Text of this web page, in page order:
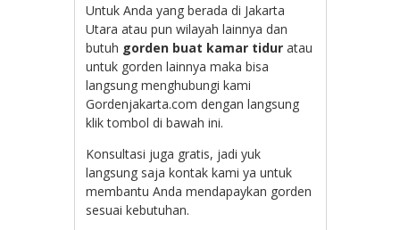
Untuk Anda yang berada di Jakarta
Utara atau pun wilayah lainnya dan
butuh gorden buat kamar tidur atau
untuk gorden lainnya maka bisa
langsung menghubungi kami
Gordenjakarta.com dengan langsung
klik tombol di bawah ini.
Konsultasi juga gratis, jadi yuk
langsung saja kontak kami ya untuk
membantu Anda mendapaykan gorden
sesuai kebutuhan.